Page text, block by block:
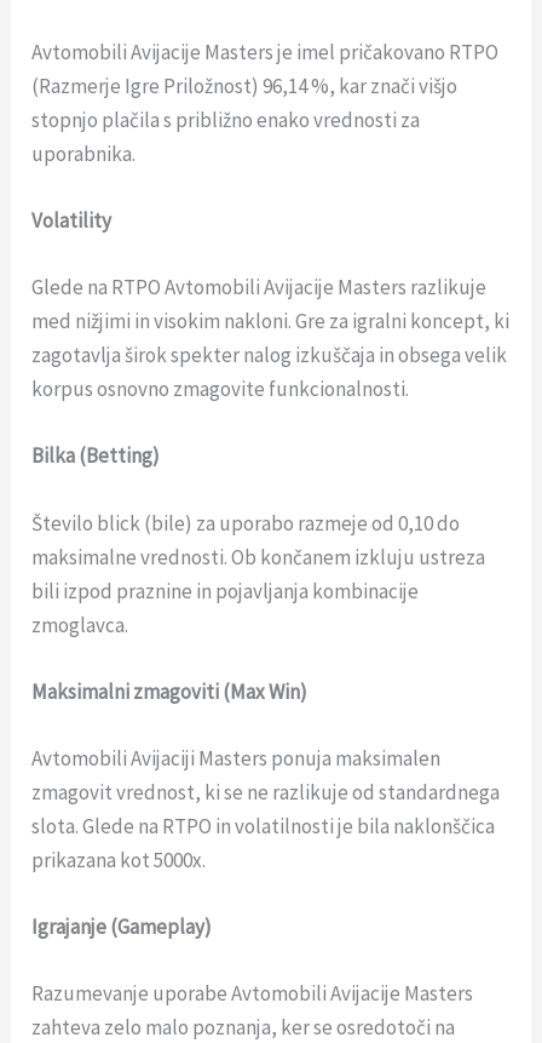
Avtomobili Avijacije Masters je imel pričakovano RTPO
(Razmerje Igre Priložnost) 96,14 %, kar znači višjo
stopnjo plačila s približno enako vrednosti za
uporabnika.
Volatility
Glede na RTPO Avtomobili Avijacije Masters razlikuje
med nižjimi in visokim nakloni. Gre za igralni koncept, ki
zagotavlja širok spekter nalog izkuščaja in obsega velik
korpus osnovno zmagovite funkcionalnosti.
Bilka (Betting)
Število blick (bile) za uporabo razmeje od 0,10 do
maksimalne vrednosti. Ob končanem izkluju ustreza
bili izpod praznine in pojavljanja kombinacije
zmoglavca.
Maksimalni zmagoviti (Max Win)
Avtomobili Avijaciji Masters ponuja maksimalen
zmagovit vrednost, ki se ne razlikuje od standardnega
slota. Glede na RTPO in volatilnosti je bila naklonščica
prikazana kot 5000x.
Igrajanje (Gameplay)
Razumevanje uporabe Avtomobili Avijacije Masters
zahteva zelo malo poznanja, ker se osredotoči na